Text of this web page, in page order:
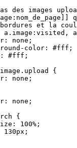
des images
bordures et la
a.image:visited,
none;
color: #fff;
#fff;
{
none;
none;
{
100%;
130px;